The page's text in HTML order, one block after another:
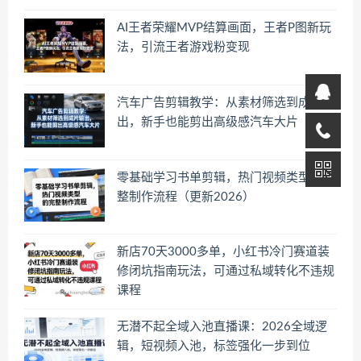
AI王者荣耀MVP结算画面，王者P图新玩
法，引流王者游戏粉变现
汽车广告剪辑教学：从素材筛选到成片输
出，新手也能剪出高级感汽车大片
零基础学习书单剪辑，热门视频类型的完
整制作流程（更新2026）
新店70天3000多单，小红书冷门赛道装
修闭坑指南玩法，可通过私域转化不违规
课程
无潜不起全域入池直播课：2026全域逻
辑，短视频入池，标签强化一步到位